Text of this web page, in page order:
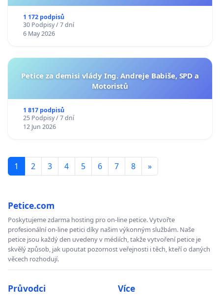
1 172 podpisů
30 Podpisy / 7 dní
6 May 2026
Petice za demisi vlády Ing. Andreje Babiše, SPD a
Motoristů
1 817 podpisů
25 Podpisy / 7 dní
12 Jun 2026
1 2 3 4 5 6 7 8 »
Petice.com
Poskytujeme zdarma hosting pro on-line petice. Vytvořte
profesionální on-line petici díky našim výkonným službám. Naše
petice jsou každý den uvedeny v médiích, takže vytvoření petice je
skvělý způsob, jak upoutat pozornost veřejnosti i těch, kteří o daných
věcech rozhodují.
Průvodci Více